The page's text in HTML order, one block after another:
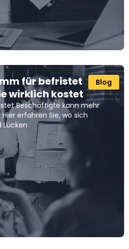
Blog
für befristet
wirklich kostet
Beschäftigte kann mehr
erfahren Sie, wo sich
Lücken